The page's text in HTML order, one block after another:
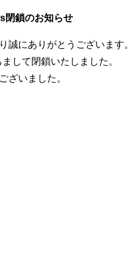
閉鎖のお知らせ
誠にありがとうございます
して閉鎖いたしました。
ざいました。